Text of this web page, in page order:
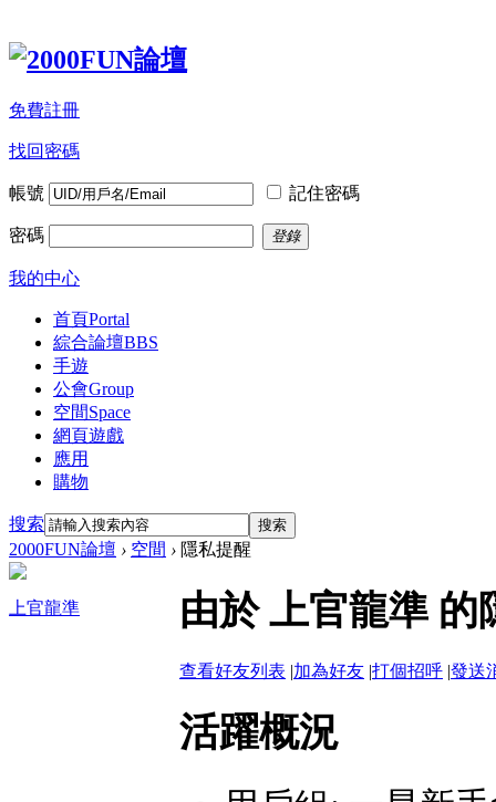
免費註冊
找回密碼
帳號 記住密碼
密碼 登錄
我的中心
首頁Portal
綜合論壇BBS
手遊
公會Group
空間Space
網頁遊戲
應用
購物
搜索 搜索
2000FUN論壇 › 空間 › 隱私提醒
上官龍準 由於 上官龍準
查看好友列表 |加為好友 |打個招呼 |發送
活躍概況